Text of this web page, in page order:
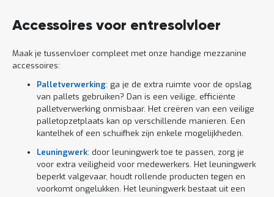
Accessoires voor entresolvloer
Maak je tussenvloer compleet met onze handige mezzanine
accessoires:
Palletverwerking: ga je de extra ruimte voor de opslag
van pallets gebruiken? Dan is een veilige, efficiënte
palletverwerking onmisbaar. Het creëren van een veilige
palletopzetplaats kan op verschillende manieren. Een
kantelhek of een schuifhek zijn enkele mogelijkheden.
Leuningwerk: door leuningwerk toe te passen, zorg je
voor extra veiligheid voor medewerkers. Het leuningwerk
beperkt valgevaar, houdt rollende producten tegen en
voorkomt ongelukken. Het leuningwerk bestaat uit een